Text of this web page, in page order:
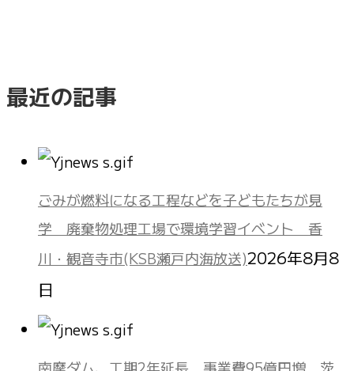
最近の記事
ごみが燃料になる工程などを子どもたちが見
学 廃棄物処理工場で環境学習イベント 香
川・観音寺市(KSB瀬戸内海放送)2026年8月8
日